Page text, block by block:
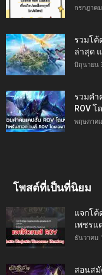
กรกฎาค
รวมโค้
ล่าสุด
มิถุนายน
รวมคำ
ROV โ
พฤษภาค
โพสต์ที่เป็นที่นิยม
แจกโค้
เพชรแ
ธันวาคม
สอนสมั